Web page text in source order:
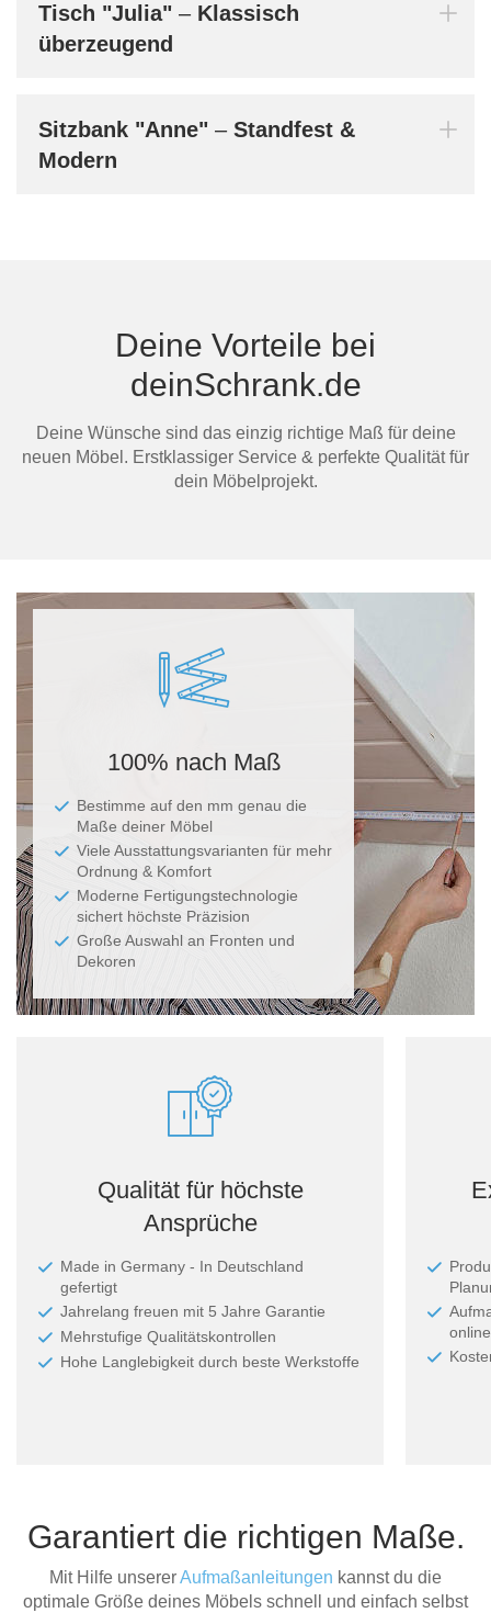
Tisch "Julia" – Klassisch
überzeugend
Sitzbank "Anne" – Standfest &
Modern
Deine Vorteile bei
deinSchrank.de
Deine Wünsche sind das einzig richtige Maß für deine
neuen Möbel. Erstklassiger Service & perfekte Qualität für
dein Möbelprojekt.
100% nach Maß
Bestimme auf den mm genau die
Maße deiner Möbel
Viele Ausstattungsvarianten für mehr
Ordnung & Komfort
Moderne Fertigungstechnologie
sichert höchste Präzision
Große Auswahl an Fronten und
Dekoren
Qualität für höchste
Ansprüche
Made in Germany - In Deutschland
gefertigt
Jahrelang freuen mit 5 Jahre Garantie
Mehrstufige Qualitätskontrollen
Hohe Langlebigkeit durch beste Werkstoffe
Garantiert die richtigen Maße.
Mit Hilfe unsererAufmaßanleitungen kannst du die
optimale Größe deines Möbels schnell und einfach selbst